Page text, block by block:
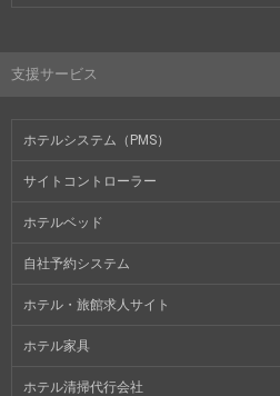
支援サービス
ホテルシステム（PMS）
サイトコントローラー
ホテルベッド
自社予約システム
ホテル・旅館求人サイト
ホテル家具
ホテル清掃代行会社